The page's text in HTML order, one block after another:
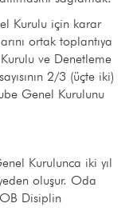
Kurulu için karar
ortak toplantıya
ve Denetleme
2/3 (üçte iki)
Genel Kurulunu
Kurulunca iki yıl
oluşur. Oda
Disiplin